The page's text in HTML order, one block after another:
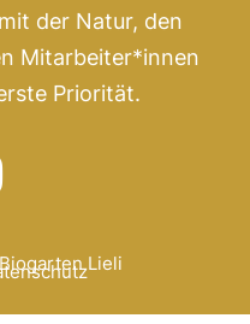
der Natur, den
Mitarbeiter*innen
Priorität.
Lieli